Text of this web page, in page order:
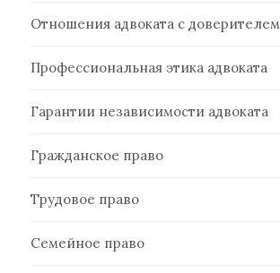
Отношения адвоката с доверителем
Профессиональная этика адвоката
Гарантии независимости адвоката
Гражданское право
Трудовое право
Семейное право